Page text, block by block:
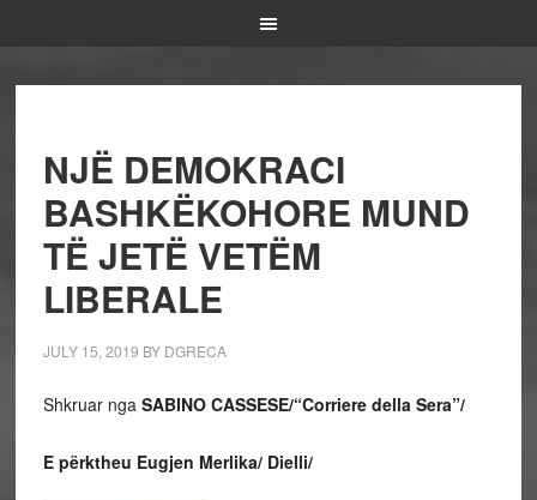
NJË DEMOKRACI
BASHKËKOHORE MUND
TË JETË VETËM
LIBERALE
JULY 15, 2019 BY DGRECA
Shkruar nga SABINO CASSESE/“Corriere della Sera”/
E përktheu Eugjen Merlika/ Dielli/